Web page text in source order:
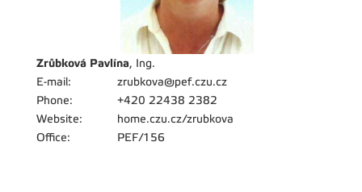
Zrůbková Pavlína, Ing.
E-mail:
zrubkova@pef.czu.cz
Phone:
+420 22438 2382
Website:
home.czu.cz/zrubkova
Office:
PEF/156